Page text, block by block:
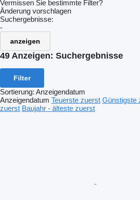
Vermissen Sie bestimmte Filter?
Änderung vorschlagen
Suchergebnisse:
-
anzeigen
49 Anzeigen: Suchergebnisse
Filter
Sortierung: Anzeigendatum
Anzeigendatum Teuerste zuerst Günstigste
zuerst Baujahr - älteste zuerst